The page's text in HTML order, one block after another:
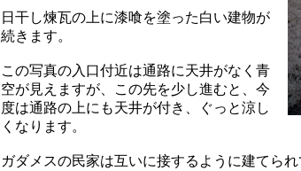
日干し煉瓦の上に漆喰を塗った白い建物が
続きます。
この写真の入口付近は通路に天井がなく青
空が見えますが、この先を少し進むと、今
度は通路の上にも天井が付き、ぐっと涼し
くなります。
ガダメスの民家は互いに接するように建てら